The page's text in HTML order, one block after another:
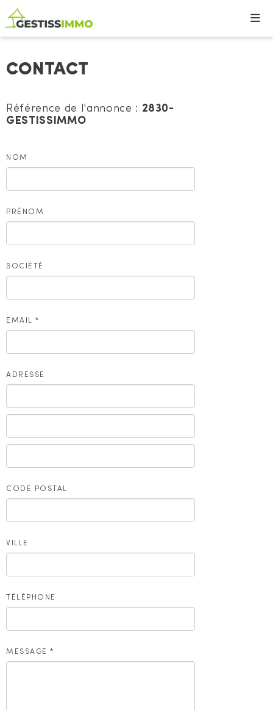
CONTACT
Référence de l'annonce : 2830-
GESTISSIMMO
NOM
PRÉNOM
SOCIÉTÉ
EMAIL *
ADRESSE
CODE POSTAL
VILLE
TÉLÉPHONE
MESSAGE *